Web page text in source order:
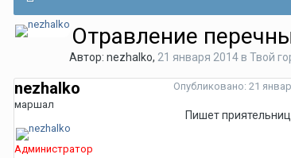
Отравление
Автор: nezhalko, 21 января 2014в Твой
nezhalko
маршал
Администратор
Опубликовано: 21
Пишет